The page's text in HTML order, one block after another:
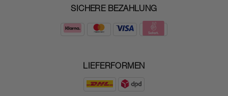
SICHERE BEZAHLUNG
LIEFERFORMEN